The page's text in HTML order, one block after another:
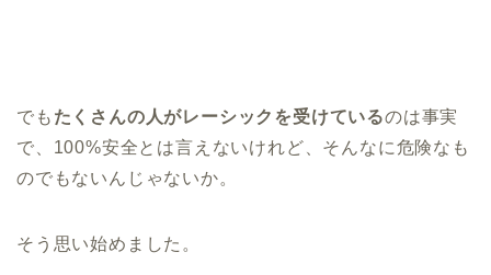
でも たくさんの人がレーシックを受けているのは事実
で、100%安全とは言えないけれど、そんなに危険なも
のでもないんじゃないか。
そう思い始めました。